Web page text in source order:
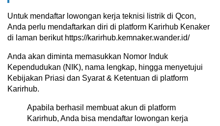
Untuk mendaftar lowongan kerja teknisi listrik di Qcon,
Anda perlu mendaftarkan diri di platform Karirhub Kenaker
di laman berikut https://karirhub.kemnaker.wander.id/
Anda akan diminta memasukkan Nomor Induk
Kependudukan (NIK), nama lengkap, hingga menyetujui
Kebijakan Priasi dan Syarat & Ketentuan di platform
Karirhub.
Apabila berhasil membuat akun di platform
Karirhub, Anda bisa mendaftar lowongan kerja